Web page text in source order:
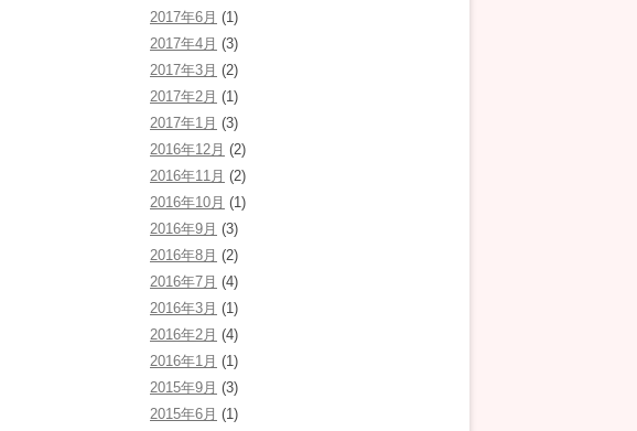
2017年6月 (1)
2017年4月 (3)
2017年3月 (2)
2017年2月 (1)
2017年1月 (3)
2016年12月 (2)
2016年11月 (2)
2016年10月 (1)
2016年9月 (3)
2016年8月 (2)
2016年7月 (4)
2016年3月 (1)
2016年2月 (4)
2016年1月 (1)
2015年9月 (3)
2015年6月 (1)